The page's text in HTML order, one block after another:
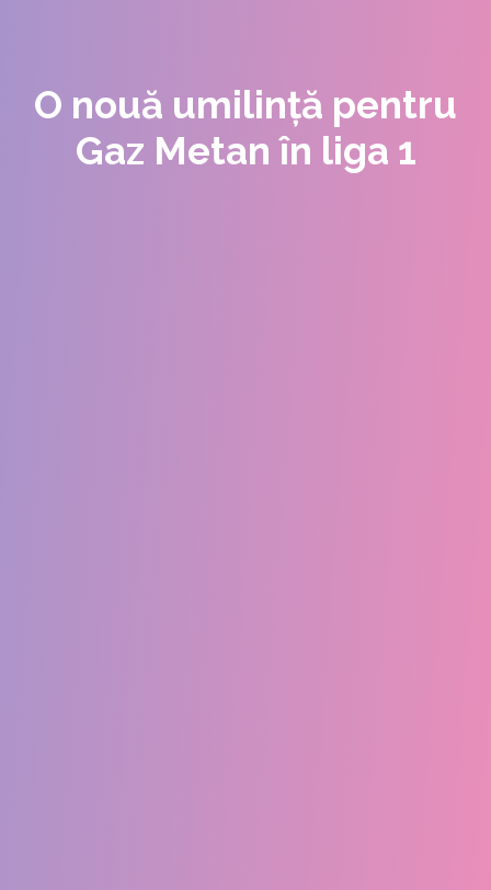
O nouă umilință pentru
Gaz Metan în liga 1